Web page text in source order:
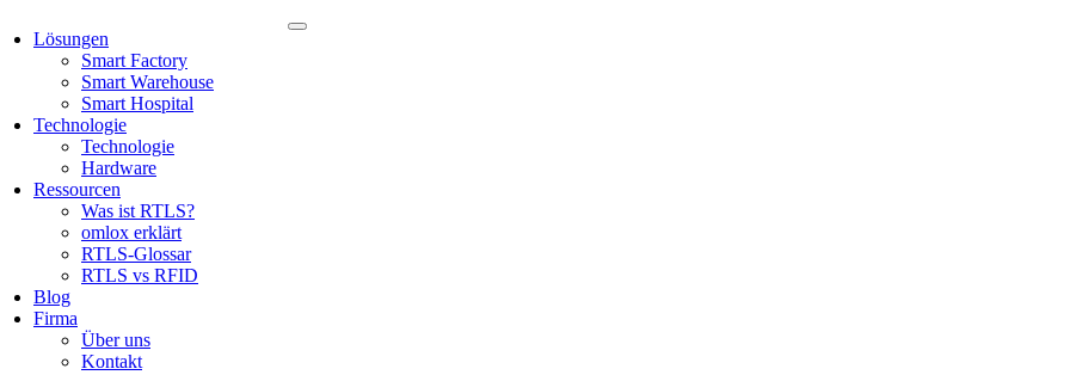
Lösungen
Smart Factory
Smart Warehouse
Smart Hospital
Technologie
Technologie
Hardware
Ressourcen
Was ist RTLS?
omlox erklärt
RTLS-Glossar
RTLS vs RFID
Blog
Firma
Über uns
Kontakt